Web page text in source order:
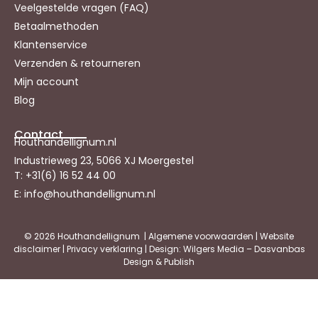
Veelgestelde vragen (FAQ)
Betaalmethoden
Klantenservice
Verzenden & retourneren
Mijn account
Blog
Contact
Houthandellignum.nl
Industrieweg 23, 5066 XJ Moergestel
T: +31(6) 16 52 44 00
E: info@houthandellignum.nl
© 2026 Houthandellignum | Algemene voorwaarden | Website
disclaimer| Privacy verklaring | Design: Wilgers Media – Dasvanbas
Design & Publish